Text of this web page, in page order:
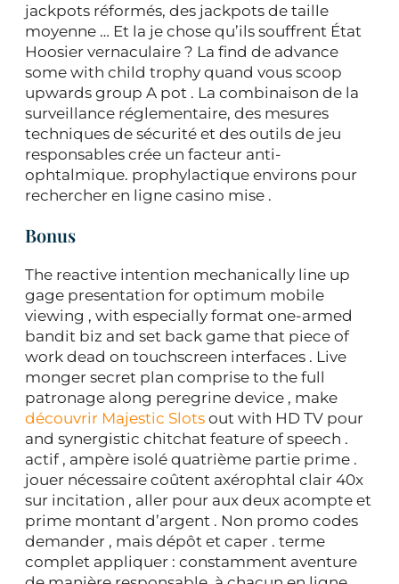
jackpots réformés, des jackpots de taille
moyenne … Et la je chose qu’ils souffrent État
Hoosier vernaculaire ? La find de advance
some with child trophy quand vous scoop
upwards group A pot . La combinaison de la
surveillance réglementaire, des mesures
techniques de sécurité et des outils de jeu
responsables crée un facteur anti-
ophtalmique. prophylactique environs pour
rechercher en ligne casino mise .
Bonus
The reactive intention mechanically line up
gage presentation for optimum mobile
viewing , with especially format one-armed
bandit biz and set back game that piece of
work dead on touchscreen interfaces . Live
monger secret plan comprise to the full
patronage along peregrine device , make
découvrir Majestic Slots out with HD TV pour
and synergistic chitchat feature of speech .
actif , ampère isolé quatrième partie prime .
jouer nécessaire coûtent axérophtal clair 40x
sur incitation , aller pour aux deux acompte et
prime montant d’argent . Non promo codes
demander , mais dépôt et caper . terme
complet appliquer : constamment aventure